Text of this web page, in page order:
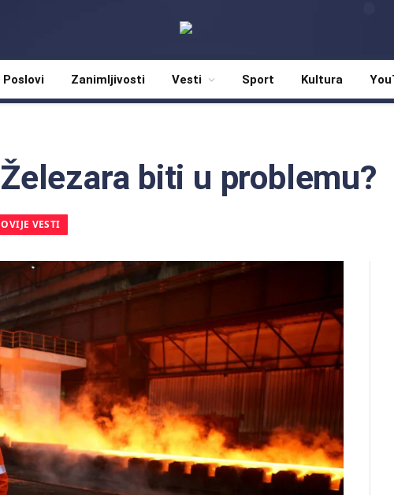
Poslovi Zanimljivosti Vesti Sport Kultura
biti u problemu?
VESTI